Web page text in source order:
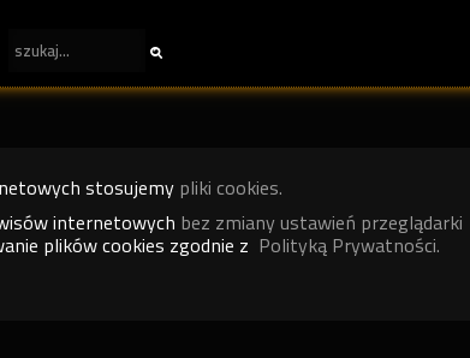
stosujemy pliki cookies.
internetowych bez zmiany ustawień przeglądarki
plików cookies zgodnie z Polityką Prywatności.